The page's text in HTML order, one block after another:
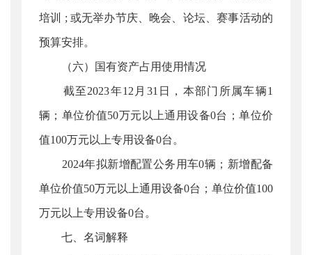
培训 ; 或无举办节庆、晚会、论坛、赛事活动的
预算安排。
（六）国有资产占用使用情况
截至2023年12月31日，本部门所属车辆1
辆；单位价值50万元以上通用设备0台；单位价
值100万元以上专用设备0台。
2024年拟新增配置公务用车0辆；新增配备
单位价值50万元以上通用设备0台；单位价值100
万元以上专用设备0台。
七、名词解释